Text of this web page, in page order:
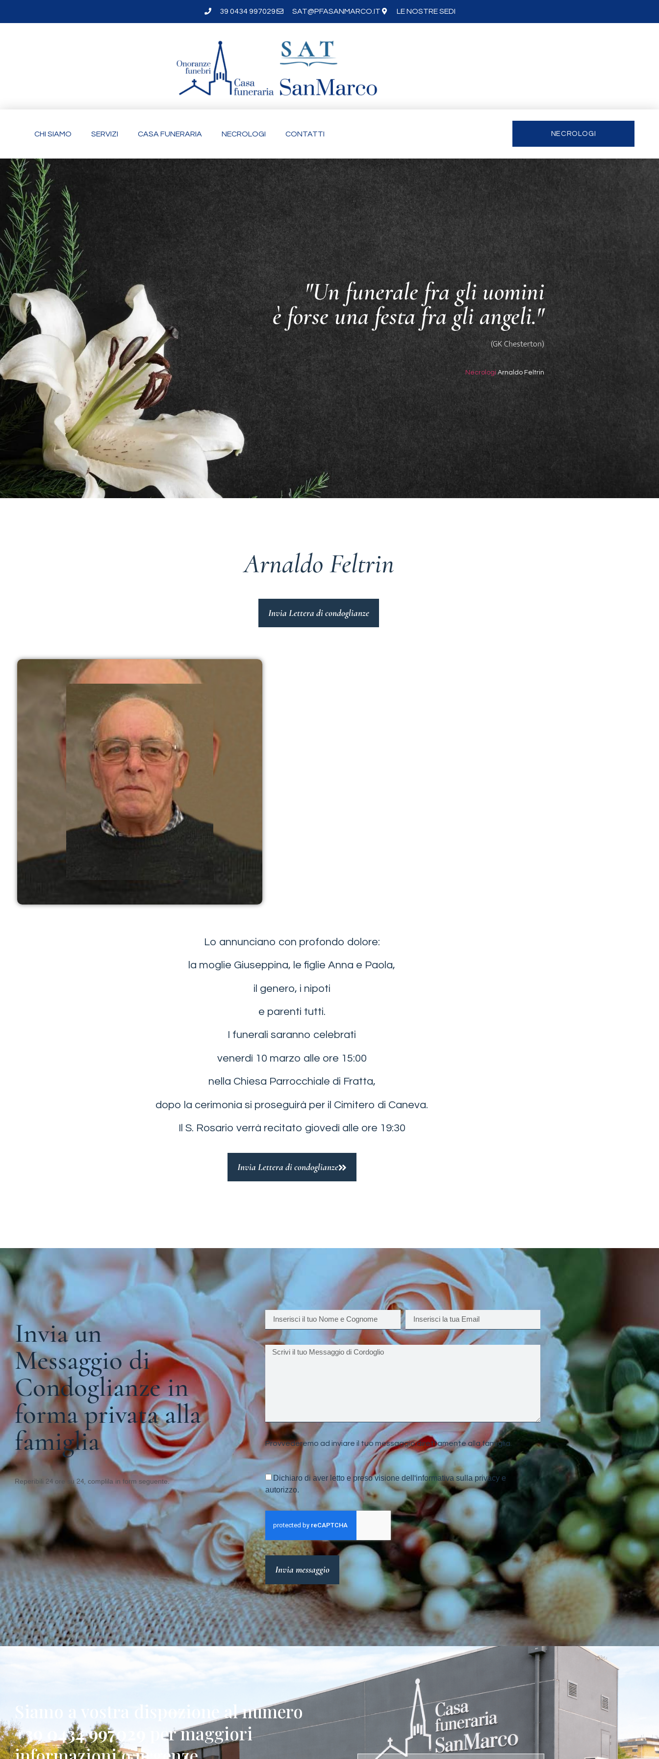
39 0434 997029 SAT@PFASANMARCO.IT LE NOSTRE SEDI
CHI SIAMO SERVIZI CASA FUNERARIA NECROLOGI CONTATTI NECROLOGI
"Un funerale fra gli uomini
è forse una festa fra gli angeli."
(GK Chesterton)
Necrologi Arnaldo Feltrin
Arnaldo Feltrin
Invia Lettera di condoglianze
Lo annunciano con profondo dolore:
la moglie Giuseppina, le figlie Anna e Paola,
il genero, i nipoti
e parenti tutti.
I funerali saranno celebrati
venerdì 10 marzo alle ore 15:00
nella Chiesa Parrocchiale di Fratta,
dopo la cerimonia si proseguirà per il Cimitero di Caneva.
Il S. Rosario verrà recitato giovedì alle ore 19:30
Invia Lettera di condoglianze
Invia un
Messaggio di
Condoglianze in
forma privata alla
famiglia
Reperibili 24 ore su 24, complila in form seguente.
Provvederemo ad inviare il tuo messaggio direttamente alla famiglia.
Dichiaro di aver letto e preso visione dell'informativa sulla privacy e
autorizzo.
Invia messaggio
Siamo a vostra dispozione al numero
+39 0434 997029
per maggiori